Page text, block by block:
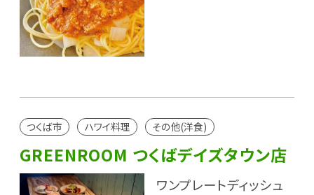
つくば市 ハワイ料理 その他(洋食)
GREENROOM つくばデイズタウン店
ワンプレートディッシュ